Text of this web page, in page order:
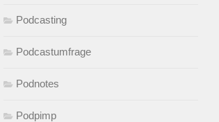
Podcasting
Podcastumfrage
Podnotes
Podpimp